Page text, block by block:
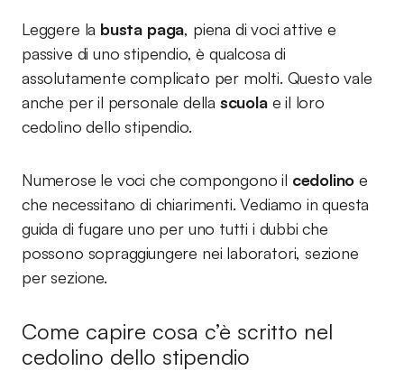
Leggere la busta paga, piena di voci attive e
passive di uno stipendio, è qualcosa di
assolutamente complicato per molti. Questo vale
anche per il personale della scuolae il loro
cedolino dello stipendio.
Numerose le voci che compongono il cedolino e
che necessitano di chiarimenti. Vediamo in questa
guida di fugare uno per uno tutti i dubbi che
possono sopraggiungere nei laboratori, sezione
per sezione.
Come capire cosa c’è scritto nel
cedolino dello stipendio